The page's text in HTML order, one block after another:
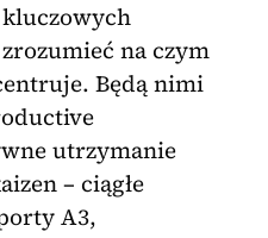
na czym
Będą nimi
utrzymanie
– ciągłe
A3,